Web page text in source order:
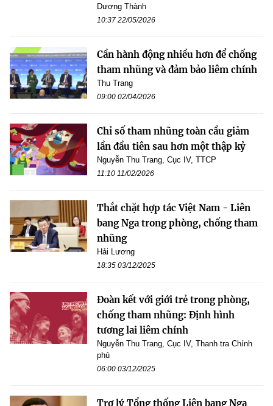
Dương Thành
10:37 22/05/2026
Cần hành động nhiều hơn để chống
tham nhũng và đảm bảo liêm chính
Thu Trang
09:00 02/04/2026
Chỉ số tham nhũng toàn cầu giảm
lần đầu tiên sau hơn một thập kỷ
Nguyễn Thu Trang, Cục IV, TTCP
11:10 11/02/2026
Thắt chặt hợp tác Việt Nam - Liên
bang Nga trong phòng, chống tham
nhũng
Hải Lương
18:35 03/12/2025
Đoàn kết với giới trẻ trong phòng,
chống tham nhũng: Định hình
tương lai liêm chính
Nguyễn Thu Trang, Cục IV, Thanh tra Chính
phủ
06:00 03/12/2025
Trợ lý Tổng thống Liên bang Nga